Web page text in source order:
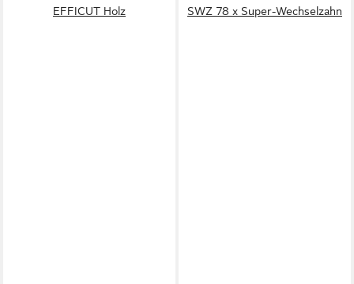
EFFICUT Holz
SWZ 78 x Super-Wechselzahn